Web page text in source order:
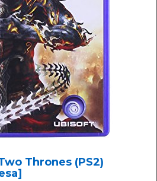
Thrones (PS2)